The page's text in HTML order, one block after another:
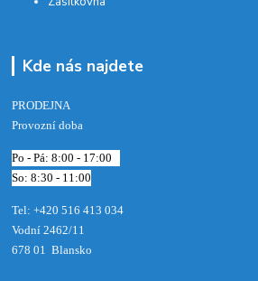
Kde nás najdete
PRODEJNA
Provozní doba
Po - Pá: 8:00 - 17:00
So: 8:30 - 11:00
Tel: +420 516 413 034‬
Vodní 2462/11
678 01 Blansko